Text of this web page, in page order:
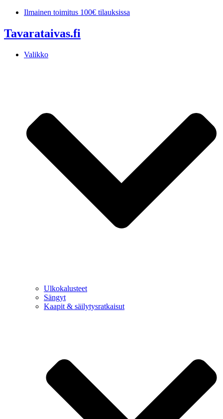
Mene
Ilmainen toimitus 100€ tilauksissa
Tavarataivas.fi
Valikko
Ulkokalusteet
Sängyt
Kaapit & säilytysratkaisut